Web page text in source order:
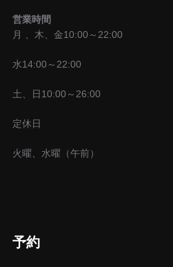
営業時間
月 、木、金10:00～22:00
水14:00～22:00
土、日10:00～26:00
定休日
火曜、水曜（午前）
予約